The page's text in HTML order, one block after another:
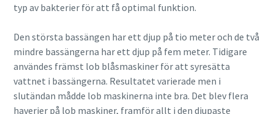
typ av bakterier för att få optimal funktion.
Den största bassängen har ett djup på tio meter och de två
mindre bassängerna har ett djup på fem meter. Tidigare
användes främst lob blåsmaskiner för att syresätta
vattnet i bassängerna. Resultatet varierade men i
slutändan mådde lob maskinerna inte bra. Det blev flera
haverier på lob maskiner, framför allt i den djupaste